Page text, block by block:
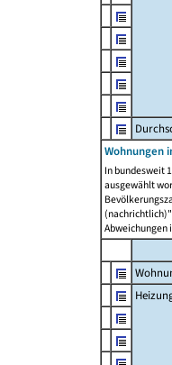
Wohnungen
In bundesweit
ausgewählt
Abweichungen